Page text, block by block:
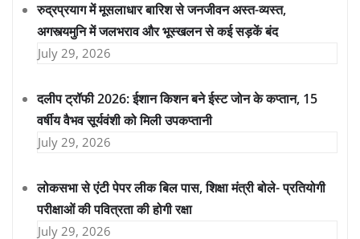
रुद्रप्रयाग में मूसलाधार बारिश से जनजीवन अस्त-व्यस्त,
अगस्त्यमुनि में जलभराव और भूस्खलन से कई सड़कें बंद
July 29, 2026
दलीप ट्रॉफी 2026: ईशान किशन बने ईस्ट जोन के कप्तान, 15
वर्षीय वैभव सूर्यवंशी को मिली उपकप्तानी
July 29, 2026
लोकसभा से एंटी पेपर लीक बिल पास, शिक्षा मंत्री बोले- प्रतियोगी
परीक्षाओं की पवित्रता की होगी रक्षा
July 29, 2026